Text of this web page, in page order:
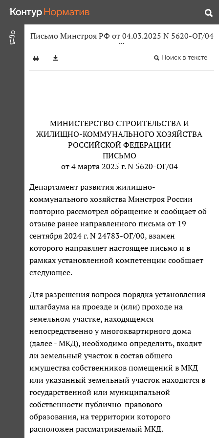
Письмо Минстроя РФ от 04.03.2025 N 5620-ОГ/04
Поиск в тексте
МИНИСТЕРСТВО СТРОИТЕЛЬСТВА И
ЖИЛИЩНО-КОММУНАЛЬНОГО ХОЗЯЙСТВА
РОССИЙСКОЙ ФЕДЕРАЦИИ
ПИСЬМО
от 4 марта 2025 г. N 5620-ОГ/04
Департамент развития жилищно-
коммунального хозяйства Минстроя России
повторно рассмотрел обращение и сообщает об
отзыве ранее направленного письма от 19
сентября 2024 г. N 24783-ОГ/00, взамен
которого направляет настоящее письмо и в
рамках установленной компетенции сообщает
следующее.
Для разрешения вопроса порядка установления
шлагбаума на проезде и (или) проходе на
земельном участке, находящемся
непосредственно у многоквартирного дома
(далее - МКД), необходимо определить, входит
ли земельный участок в состав общего
имущества собственников помещений в МКД
или указанный земельный участок находится в
государственной или муниципальной
собственности публично-правового
образования, на территории которого
расположен рассматриваемый МКД.